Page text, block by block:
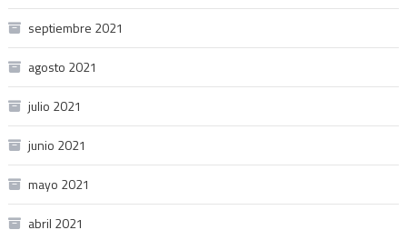
septiembre 2021
agosto 2021
julio 2021
junio 2021
mayo 2021
abril 2021